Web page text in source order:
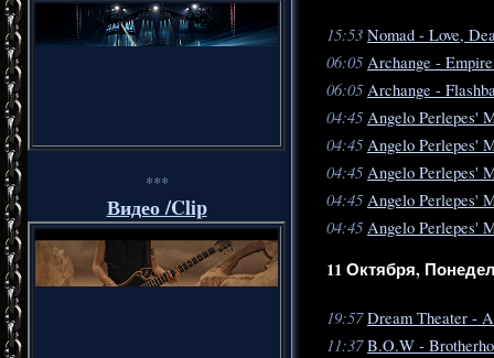
***
Видео /Clip
15:53 Nomad - Love,
06:05 Archange -
06:05 Archange -
04:45 Angelo Perlepes'
04:45 Angelo Perlepes'
04:45 Angelo Perlepes'
04:45 Angelo Perlepes'
04:45 Angelo Perlepes'
11 Октября,
19:57 Dream Theater -
11:37 B.O.W -